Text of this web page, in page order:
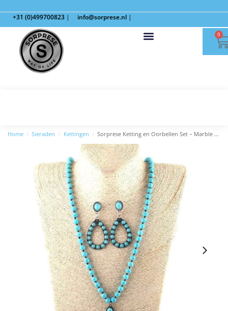
+31 (0)499700823 | info@sorprese.nl |
0
Home / Sieraden / Kettingen / Sorprese Ketting en Oorbellen Set – Marble Boho – Turquoise – Model Z